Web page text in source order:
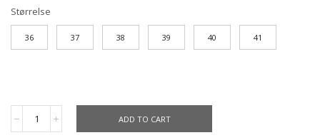
Størrelse
36 37 38 39 40 41
ADD TO CART